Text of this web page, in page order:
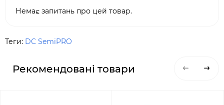
Немає запитань про цей товар.
Теги: DC SemiPRO
Рекомендовані товари